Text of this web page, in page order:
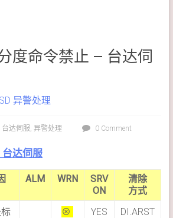
度命令禁止 – 台达伺
异警处理
台达伺服, 异警处理 0 Comment
达伺服
ALM WRN
SRV
ON
清除
方式
⊗ YES
DI.ARST